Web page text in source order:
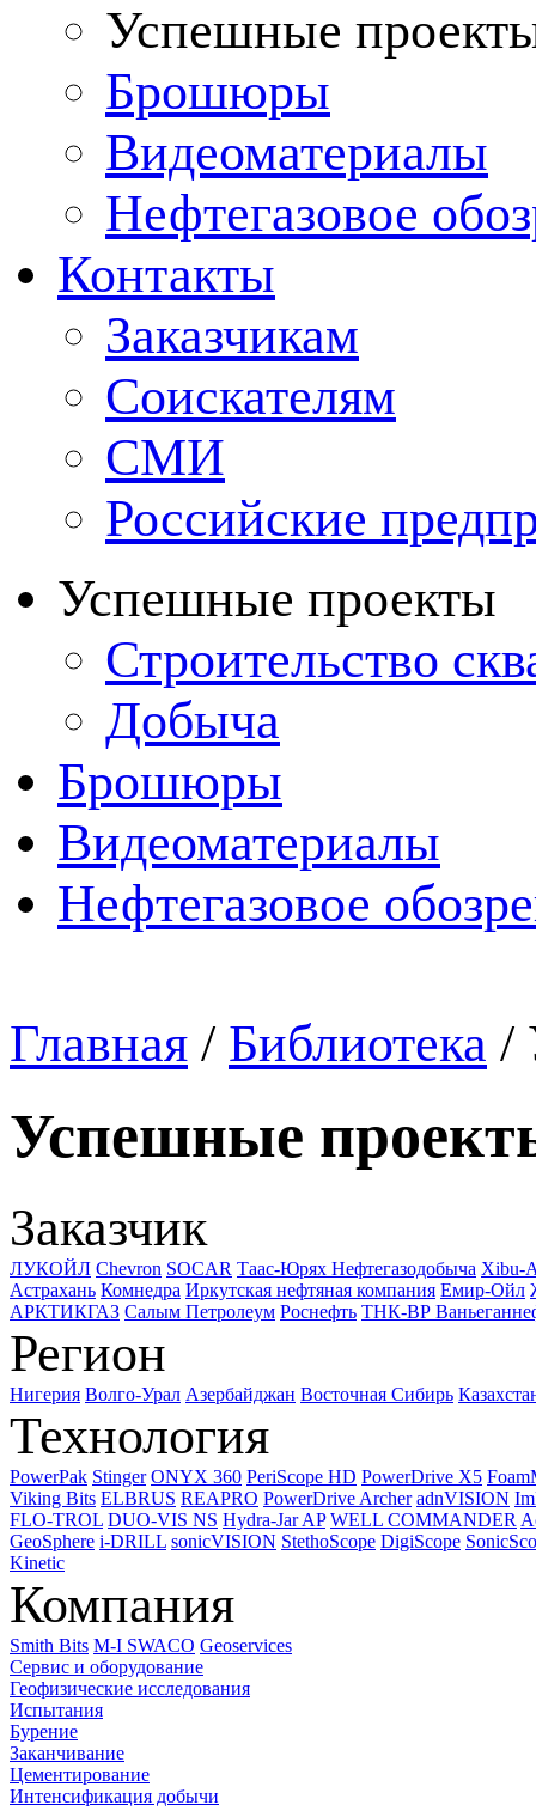
Успешные
Брошюры
Видеоматериалы
Нефтегазовое
Контакты
Заказчикам
Соискателям
СМИ
Российские
Успешные проекты
Строительство
Добыча
Брошюры
Видеоматериалы
Нефтегазовое
Главная / Библиотека /
Успешные
Заказчик
ЛУКОЙЛ Chevron SOCAR Таас-Юрях Нефтегазодобыча Xibu-
Астрахань Комнедра Иркутская нефтяная компания Емир-Ойл
АРКТИКГАЗ Салым Петролеум Роснефть ТНК-ВР
Регион
Нигерия Волго-Урал Азербайджан Восточная Сибирь
Технология
PowerPak Stinger ONYX 360 PeriScope HD PowerDrive X5
Viking Bits ELBRUS REAPRO PowerDrive Archer adnVISION
FLO-TROL DUO-VIS NS Hydra-Jar AP WELL COMMANDER
GeoSphere i-DRILL sonicVISION StethoScope DigiScope
Kinetic
Компания
Smith Bits M-I SWACO Geoservices
Сервис и оборудование
Геофизические исследования
Испытания
Бурение
Заканчивание
Цементирование
Интенсификация добычи